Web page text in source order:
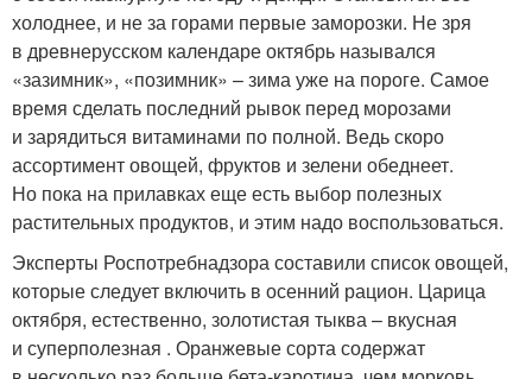
холоднее, и не за горами первые заморозки. Не зря
в древнерусском календаре октябрь назывался
«зазимник», «позимник» – зима уже на пороге. Самое
время сделать последний рывок перед морозами
и зарядиться витаминами по полной. Ведь скоро
ассортимент овощей, фруктов и зелени обеднеет.
Но пока на прилавках еще есть выбор полезных
растительных продуктов, и этим надо воспользоваться.
Эксперты Роспотребнадзора составили список овощей,
которые следует включить в осенний рацион. Царица
октября, естественно, золотистая тыква – вкусная
и суперполезная . Оранжевые сорта содержат